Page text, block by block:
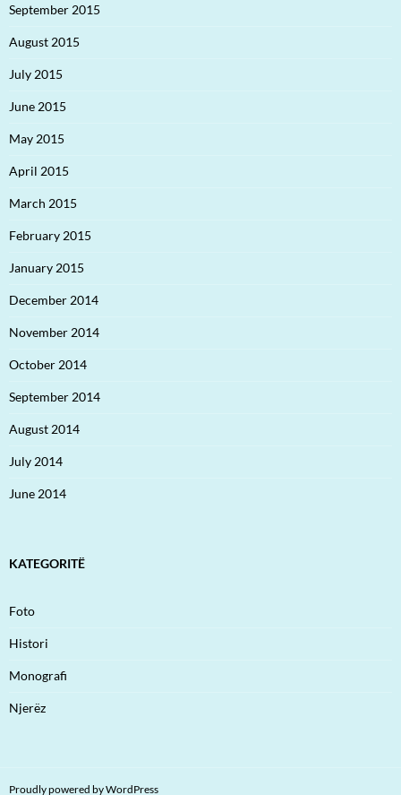
September 2015
August 2015
July 2015
June 2015
May 2015
April 2015
March 2015
February 2015
January 2015
December 2014
November 2014
October 2014
September 2014
August 2014
July 2014
June 2014
KATEGORITË
Foto
Histori
Monografi
Njerëz
Proudly powered by WordPress